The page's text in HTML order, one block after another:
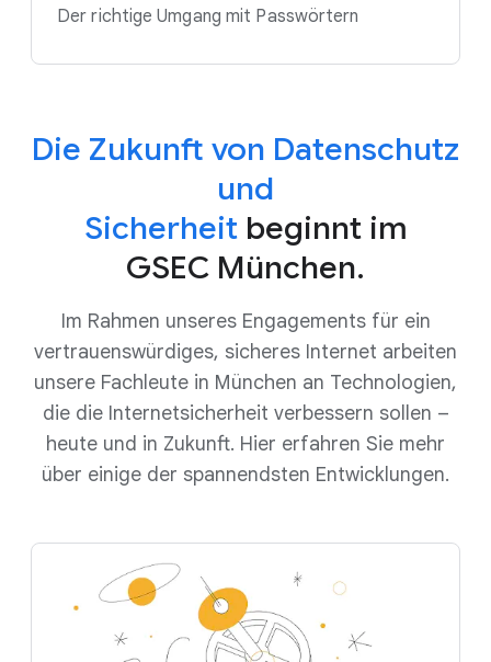
Der richtige Umgang mit Passwörtern
Die Zukunft von Datenschutz
und
Sicherheitbeginnt im
GSEC München.
Im Rahmen unseres Engagements für ein
vertrauenswürdiges, sicheres Internet arbeiten
unsere Fachleute in München an Technologien,
die die Internetsicherheit verbessern sollen –
heute und in Zukunft. Hier erfahren Sie mehr
über einige der spannendsten Entwicklungen.